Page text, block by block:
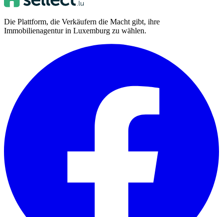
Die Plattform, die Verkäufern die Macht gibt, ihre
Immobilienagentur in Luxemburg zu wählen.